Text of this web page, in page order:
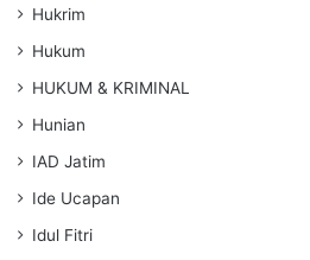
Hukrim
Hukum
HUKUM & KRIMINAL
Hunian
IAD Jatim
Ide Ucapan
Idul Fitri